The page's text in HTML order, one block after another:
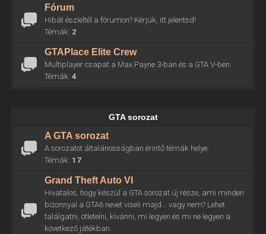
Fórum
Hibát észleltél a fórumon? Kérjük, itt jelentsd!
Témák: 2
GTAPlace Elite Crew
Multiplayer csapat a Max Payne 3-ban és a GTA V-ben.
Témák: 4
GTA sorozat
A GTA sorozat
A sorozatot általánosságban érintő témák helye.
Témák: 17
Grand Theft Auto VI
Hivatalos, hogy készül a GTA sorozat új része, ami minden
bizonnyal a GTA6 nevet viseli majd... vagy nem? Lehet
találgatni, ötletelni, kívánni, mi legyen és mi ne legyen a
következő játékban.